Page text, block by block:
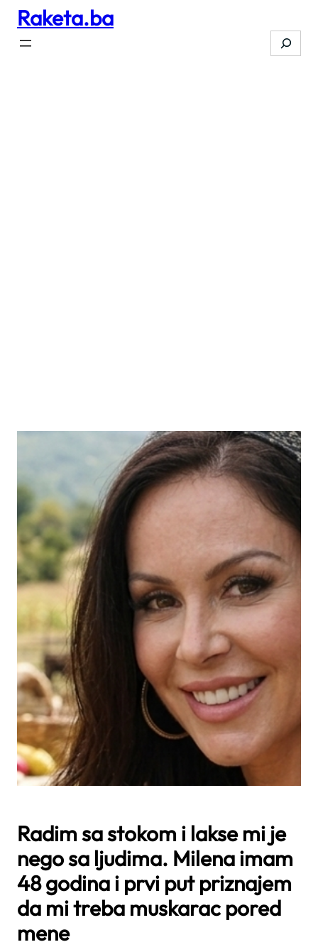
Skip
content
Raketa.ba
Search
Radim sa stokom i lakse mi je
nego sa ljudima. Milena imam
48 godina i prvi put priznajem
da mi treba muskarac pored
mene